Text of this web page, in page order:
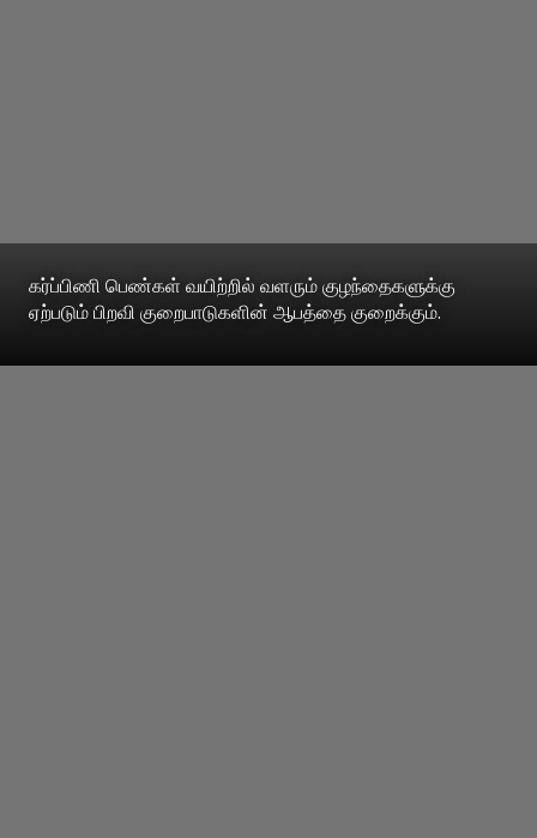
கர்ப்பிணி பெண்கள் வயிற்றில் வளரும் குழந்தைகளுக்கு
ஏற்படும் பிறவி குறைபாடுகளின் ஆபத்தை குறைக்கும்.